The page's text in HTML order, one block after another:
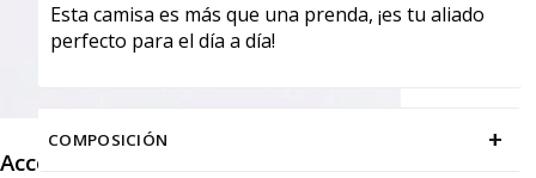
Accesorios
Esta camisa es más que una prenda, ¡es tu aliado
perfecto para el día a día!
COMPOSICIÓN +